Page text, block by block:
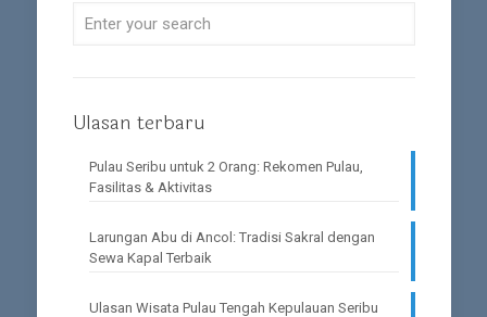
Ulasan terbaru
Pulau Seribu untuk 2 Orang: Rekomen Pulau,
Fasilitas & Aktivitas
Larungan Abu di Ancol: Tradisi Sakral dengan
Sewa Kapal Terbaik
Ulasan Wisata Pulau Tengah Kepulauan Seribu